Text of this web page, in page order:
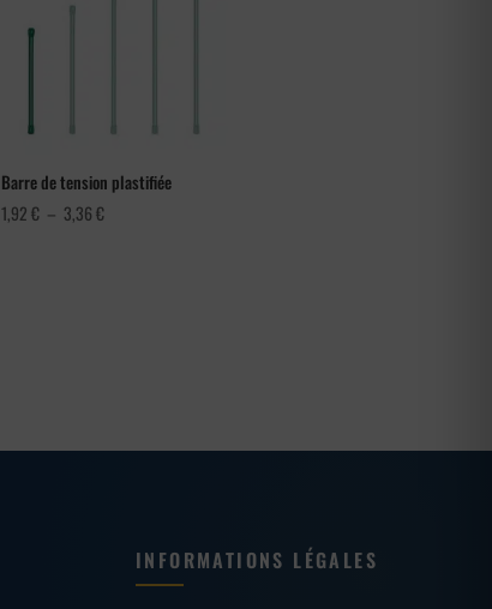
Barre de tension plastifiée
1,92€ – 3,36€Plage
INFORMATIONS LÉGALES